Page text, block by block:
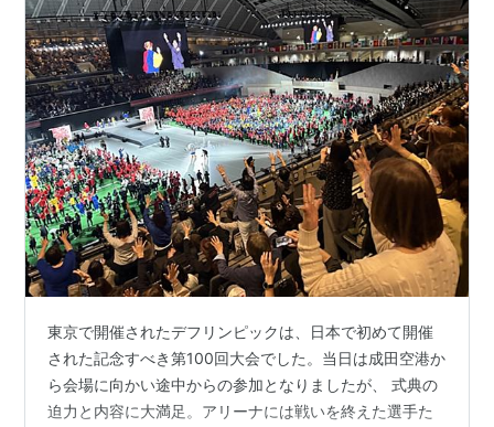
東京で開催されたデフリンピックは、日本で初めて開催
された記念すべき第100回大会でした。当日は成田空港か
ら会場に向かい途中からの参加となりましたが、 式典の
迫力と内容に大満足。アリーナには戦いを終えた選手た